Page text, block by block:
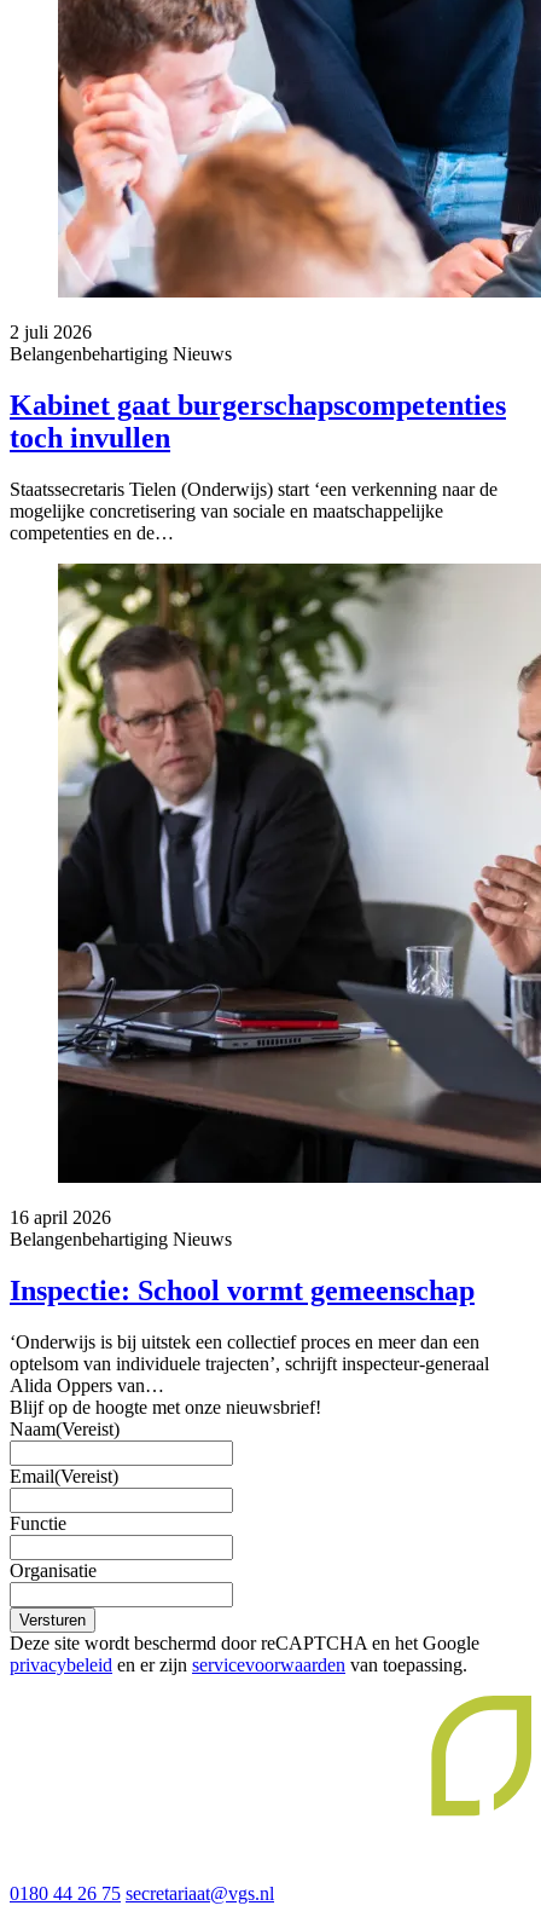
2 juli 2026
Belangenbehartiging Nieuws
Kabinet gaat burgerschapscompetenties
toch invullen
Staatssecretaris Tielen (Onderwijs) start ‘een verkenning naar de
mogelijke concretisering van sociale en maatschappelijke
competenties en de…
16 april 2026
Belangenbehartiging Nieuws
Inspectie: School vormt gemeenschap
‘Onderwijs is bij uitstek een collectief proces en meer dan een
optelsom van individuele trajecten’, schrijft inspecteur-generaal
Alida Oppers van…
Blijf op de hoogte met onze nieuwsbrief!
Naam(Vereist)
Email(Vereist)
Functie
Organisatie
Versturen
Deze site wordt beschermd door reCAPTCHA en het Google
privacybeleid en er zijn servicevoorwaarden van toepassing.
0180 44 26 75 secretariaat@vgs.nl